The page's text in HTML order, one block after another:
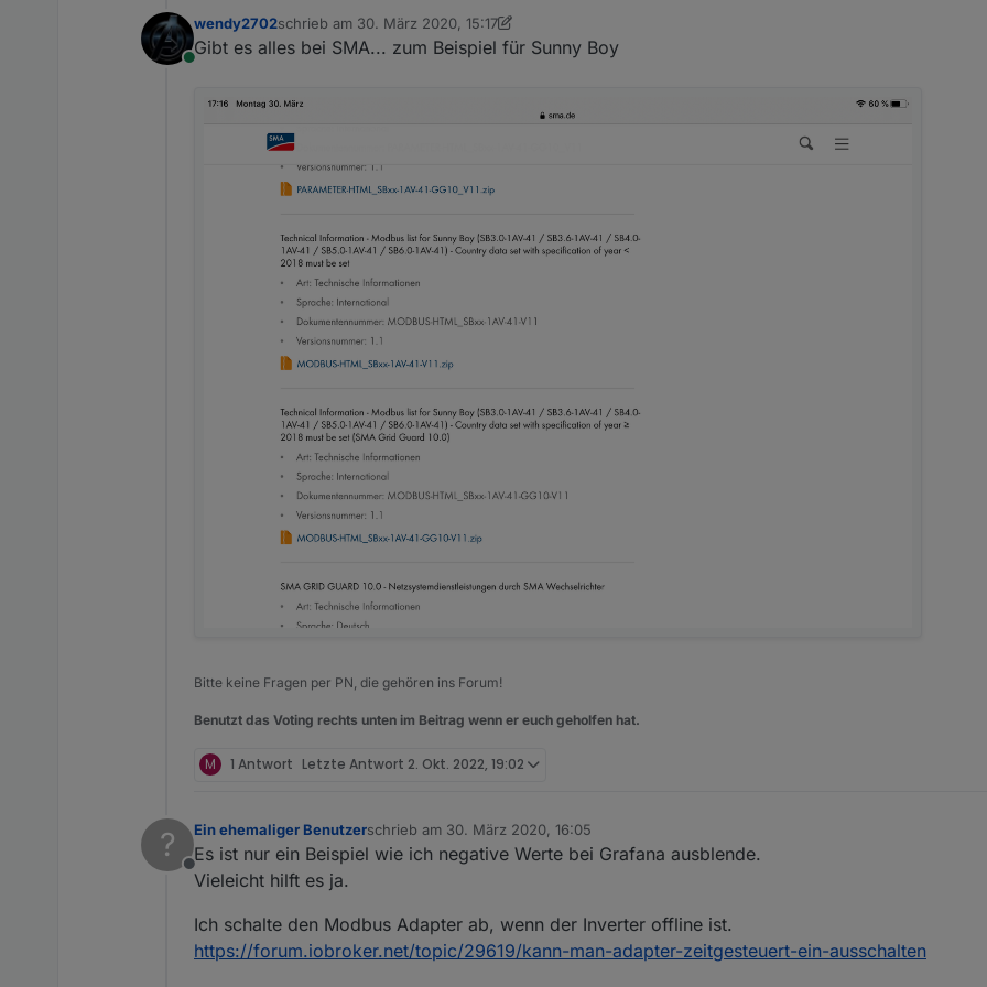
Online
wendy2702schrieb am 30. März 2020, 15:17
zuletzt editiert von wendy2702
Gibt es alles bei SMA... zum Beispiel für Sunny Boy
Bitte keine Fragen per PN, die gehören ins Forum!
Benutzt das Voting rechts unten im Beitrag wenn er euch geholfen hat.
M 1 Antwort Letzte Antwort 2. Okt. 2022, 19:02
?
Offline
Ein ehemaliger Benutzerschrieb am 30. März 2020, 16:05
zuletzt editiert von
Es ist nur ein Beispiel wie ich negative Werte bei Grafana ausblende.
Vieleicht hilft es ja.
Ich schalte den Modbus Adapter ab, wenn der Inverter offline ist.
https://forum.iobroker.net/topic/29619/kann-man-adapter-zeitgesteuert-ein-ausschalten